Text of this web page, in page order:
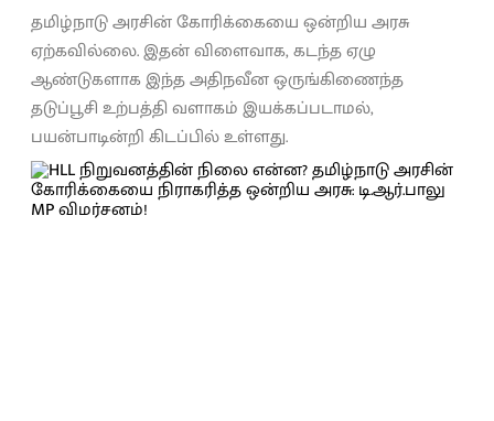
தமிழ்நாடு அரசின் கோரிக்கையை ஒன்றிய அரசு
ஏற்கவில்லை. இதன் விளைவாக, கடந்த ஏழு
ஆண்டுகளாக இந்த அதிநவீன ஒருங்கிணைந்த
தடுப்பூசி உற்பத்தி வளாகம் இயக்கப்படாமல்,
பயன்பாடின்றி கிடப்பில் உள்ளது.